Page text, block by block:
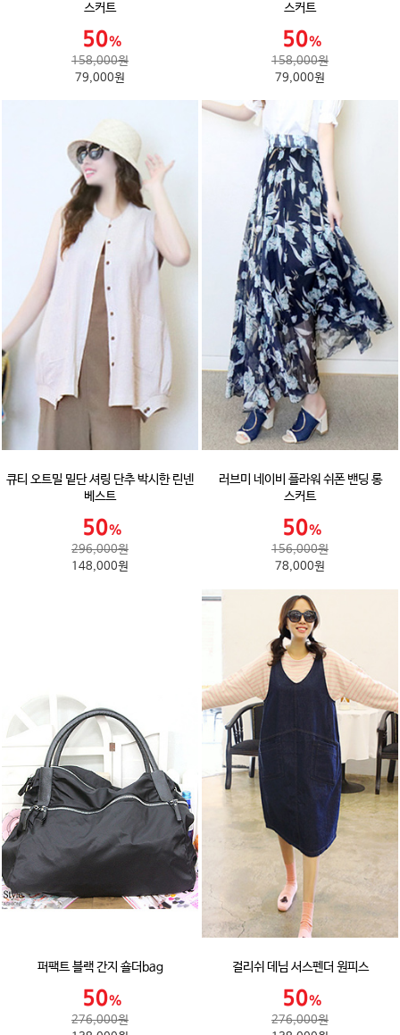
스커트
158,000원
79,000원
스커트
158,000원
79,000원
큐티 오트밀 밑단 셔링 단추 박시한 린넨
베스트
296,000원
148,000원
러브미 네이비 플라워 쉬폰 밴딩 롱
스커트
156,000원
78,000원
퍼팩트 블랙 간지 숄더bag
276,000원
걸리쉬 데님 서스펜더 원피스
276,000원